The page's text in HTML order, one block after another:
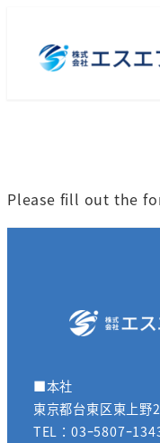
ツ
Please fill out the
■本社
東京都台東区東上
TEL：03ｰ5807ｰ